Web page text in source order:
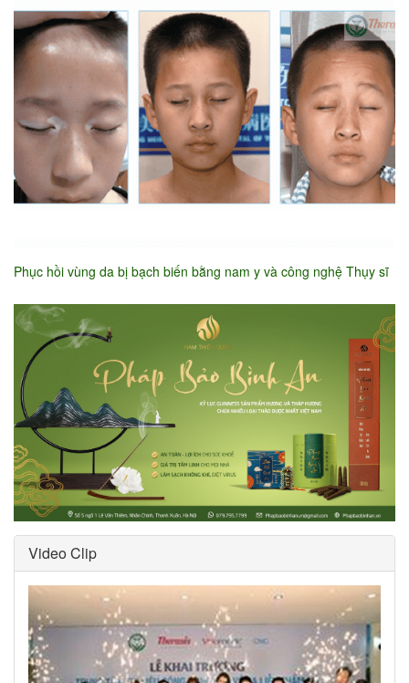
Phục hồi vùng da bị bạch biến bằng nam y và công nghệ Thụy sĩ
Video Clip